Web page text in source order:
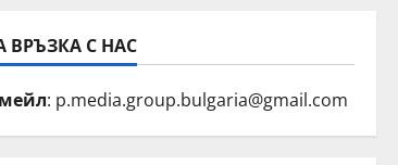
ВРЪЗКА С НАС
: p.media.group.bulgaria@gmail.com